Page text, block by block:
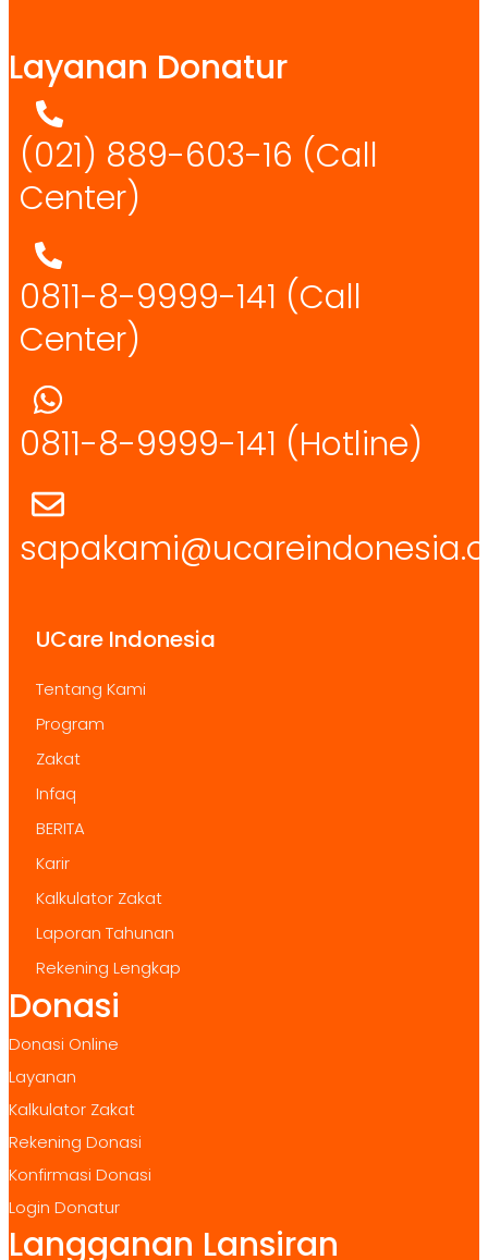
Layanan Donatur
(021) 889-603-16 (Call
Center)
0811-8-9999-141 (Call
Center)
0811-8-9999-141 (Hotline)
UCare Indonesia
Tentang Kami
Program
Zakat
Infaq
BERITA
Karir
Kalkulator Zakat
Laporan Tahunan
Rekening Lengkap
Donasi
Donasi Online
Layanan
Kalkulator Zakat
Rekening Donasi
Konfirmasi Donasi
Login Donatur
Langganan Lansiran